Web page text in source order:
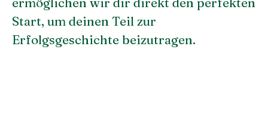
Start, um deinen Teil zur
Erfolgsgeschichte beizutragen.